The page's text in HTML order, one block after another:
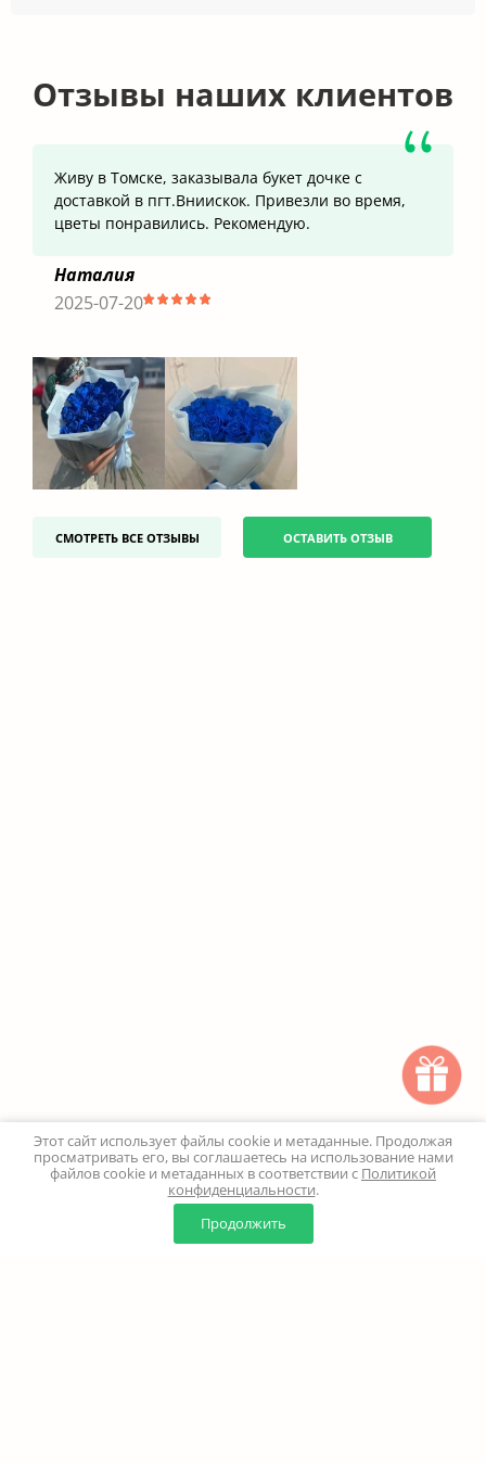
Отзывы наших клиентов
Живу в Томске, заказывала букет дочке с
доставкой в пгт.Вниискок. Привезли во время,
цветы понравились. Рекомендую.
Наталия
2025-07-20
СМОТРЕТЬ ВСЕ ОТЗЫВЫ ОСТАВИТЬ ОТЗЫВ
0
Корзина
Этот сайт использует файлы cookie и метаданные. Продолжая
просматривать его, вы соглашаетесь на использование нами
файлов cookie и метаданных в соответствии с Политикой
конфиденциальности.
Продолжить